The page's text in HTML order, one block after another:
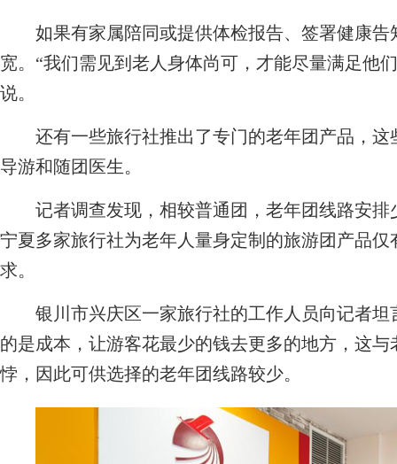
如果有家属陪同或提供体检报告、签署健康告
宽。“我们需见到老人身体尚可，才能尽量满足他
说。
还有一些旅行社推出了专门的老年团产品，这
导游和随团医生。
记者调查发现，相较普通团，老年团线路安排
宁夏多家旅行社为老年人量身定制的旅游团产品
求。
银川市兴庆区一家旅行社的工作人员向记者坦
的是成本，让游客花最少的钱去更多的地方，这
悖，因此可供选择的老年团线路较少。